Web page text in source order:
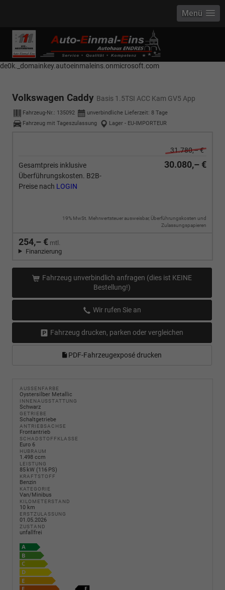
------------ Host Name : selector1._domainkey Points to address or value:
selector1-aee-de0k._domainkey.autoeinmaleins.onmicrosoft.com Host
Name : selector2._domainkey Points to address or value: selector2-aee-
de0k._domainkey.autoeinmaleins.onmicrosoft.com
Menü
Volkswagen Caddy Basis 1.5TSI ACC Kam GV5 App
Fahrzeug-Nr.: 135092 unverbindliche Lieferzeit: 8 Tage
Fahrzeug mit Tageszulassung
Lager - EU-IMPORTEUR
31.780,– €
Gesamtpreis inklusive
Überführungskosten. B2B-
Preise nach LOGIN
30.080,– €
19% MwSt. Mehrwertsteuer ausweisbar, Überführungskosten und
Zulassungspapieren
254,– € mtl.
Finanzierung
Fahrzeug unverbindlich anfragen (dies ist KEINE
Bestellung!)
Wir rufen Sie an
Fahrzeug drucken, parken oder vergleichen
PDF-Fahrzeugexposé drucken
AUSSENFARBE
Oystersilber Metallic
INNENAUSSTATTUNG
Schwarz
GETRIEBE
Schaltgetriebe
ANTRIEBSACHSE
Frontantrieb
SCHADSTOFFKLASSE
Euro 6
HUBRAUM
1.498 ccm
LEISTUNG
85 kW (116 PS)
KRAFTSTOFF
Benzin
KATEGORIE
Van/Minibus
KILOMETERSTAND
10 km
ERSTZULASSUNG
01.05.2026
ZUSTAND
unfallfrei